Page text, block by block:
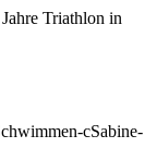
Triathlon in
cSabine-